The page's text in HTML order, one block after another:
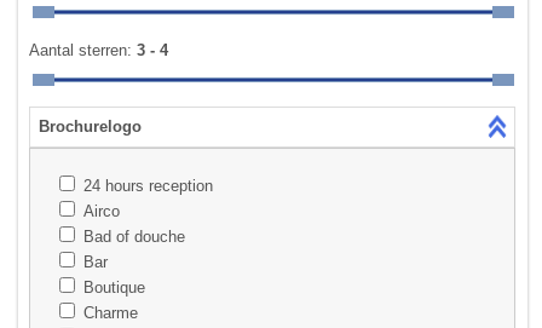
Aantal sterren:3 - 4
Brochurelogo
24 hours reception
Airco
Bad of douche
Bar
Boutique
Charme